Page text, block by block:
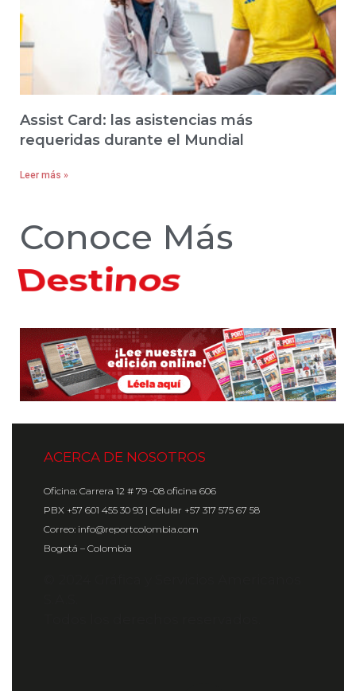
Assist Card: las asistencias más
requeridas durante el Mundial
Leer más »
Conoce Más
Hoteles
ACERCA DE NOSOTROS
Oficina: Carrera 12 # 79 -08 oficina 606
PBX +57 601 455 30 93 | Celular +57 317 575 67 58
Correo: info@reportcolombia.com
Bogotá – Colombia